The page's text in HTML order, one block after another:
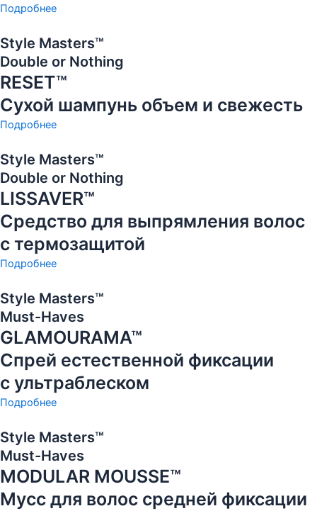
Подробнее
Style Masters™
Double or Nothing
RESET™
Сухой шампунь объем и свежесть
Подробнее
Style Masters™
Double or Nothing
LISSAVER™
Средство для выпрямления волос
с термозащитой
Подробнее
Style Masters™
Must-Haves
GLAMOURAMA™
Спрей естественной фиксации
с ультраблеском
Подробнее
Style Masters™
Must-Haves
MODULAR MOUSSE™
Мусс для волос средней фиксации